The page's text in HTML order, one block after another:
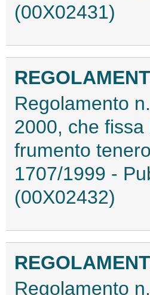
(00X02431)
Regolamento
2000, che
frumento
1707/1999 -
(00X02432)
Regolamento